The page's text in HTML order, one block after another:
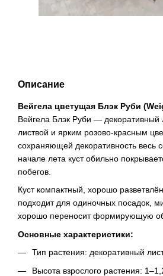
Описание
Вейгела цветущая Блэк Руби
Вейгела Блэк Руби — декоративный
листвой и ярким розово-красным
сохраняющей декоративность весь
начале лета куст обильно
побегов.
Куст компактный, хорошо
подходит для одиночных посадок,
хорошо переносит формирующую
Основные характеристики:
Тип растения: декоративный
Высота взрослого растения: